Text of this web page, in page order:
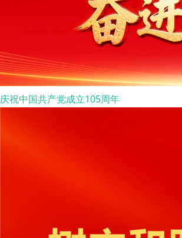
庆祝中国共产党成立105周年